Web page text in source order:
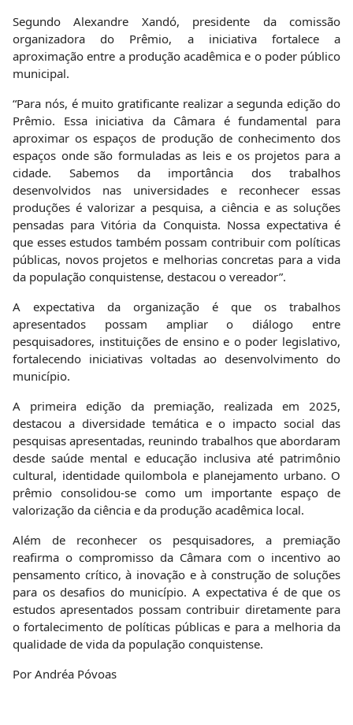
Segundo Alexandre Xandó, presidente da comissão
organizadora do Prêmio, a iniciativa fortalece a
aproximação entre a produção acadêmica e o poder público
municipal.
“Para nós, é muito gratificante realizar a segunda edição do
Prêmio. Essa iniciativa da Câmara é fundamental para
aproximar os espaços de produção de conhecimento dos
espaços onde são formuladas as leis e os projetos para a
cidade. Sabemos da importância dos trabalhos
desenvolvidos nas universidades e reconhecer essas
produções é valorizar a pesquisa, a ciência e as soluções
pensadas para Vitória da Conquista. Nossa expectativa é
que esses estudos também possam contribuir com políticas
públicas, novos projetos e melhorias concretas para a vida
da população conquistense, destacou o vereador”.
A expectativa da organização é que os trabalhos
apresentados possam ampliar o diálogo entre
pesquisadores, instituições de ensino e o poder legislativo,
fortalecendo iniciativas voltadas ao desenvolvimento do
município.
A primeira edição da premiação, realizada em 2025,
destacou a diversidade temática e o impacto social das
pesquisas apresentadas, reunindo trabalhos que abordaram
desde saúde mental e educação inclusiva até patrimônio
cultural, identidade quilombola e planejamento urbano. O
prêmio consolidou-se como um importante espaço de
valorização da ciência e da produção acadêmica local.
Além de reconhecer os pesquisadores, a premiação
reafirma o compromisso da Câmara com o incentivo ao
pensamento crítico, à inovação e à construção de soluções
para os desafios do município. A expectativa é de que os
estudos apresentados possam contribuir diretamente para
o fortalecimento de políticas públicas e para a melhoria da
qualidade de vida da população conquistense.
Por Andréa Póvoas